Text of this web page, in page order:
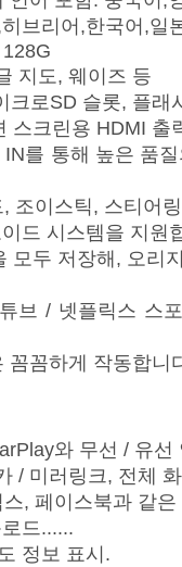
브리어,한국어,일
지도, 웨이즈 등
크로SD 슬롯, 플래
스크린용 HDMI 출
를 통해 높은 품
조이스틱, 스티어
드 시스템을 지원
모두 저장해, 오리
브 / 넷플릭스 스
꼼꼼하게 작동합니
와 무선 / 유선
/ 미러링크, 전체
, 페이스북과 같은
드......
정보 표시.